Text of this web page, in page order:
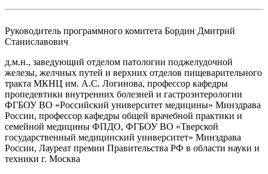
Руководитель программного комитета Бордин Дмитрий
Станиславович
д.м.н., заведующий отделом патологии поджелудочной
железы, желчных путей и верхних отделов пищеварительного
тракта МКНЦ им. А.С. Логинова, профессор кафедры
пропедевтики внутренних болезней и гастроэнтерологии
ФГБОУ ВО «Российский университет медицины» Минздрава
России, профессор кафедры общей врачебной практики и
семейной медицины ФПДО, ФГБОУ ВО «Тверской
государственный медицинский университет» Минздрава
России, Лауреат премии Правительства РФ в области науки и
техники г. Москва